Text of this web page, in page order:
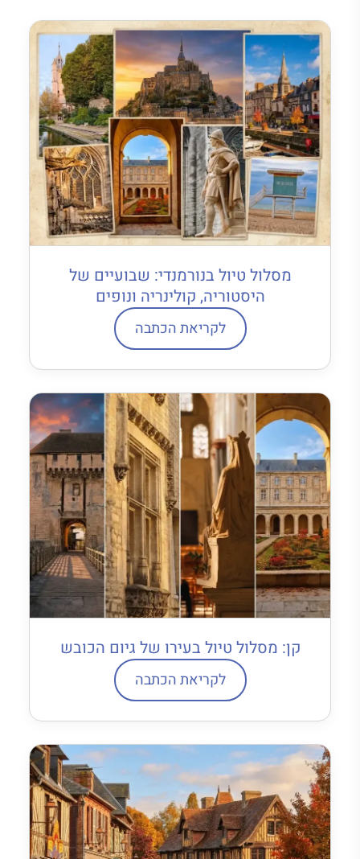
מסלול טיול בנורמנדי: שבועיים של
היסטוריה, קולינריה ונופים
לקריאת הכתבה
קן: מסלול טיול בעירו של גיום הכובש
לקריאת הכתבה